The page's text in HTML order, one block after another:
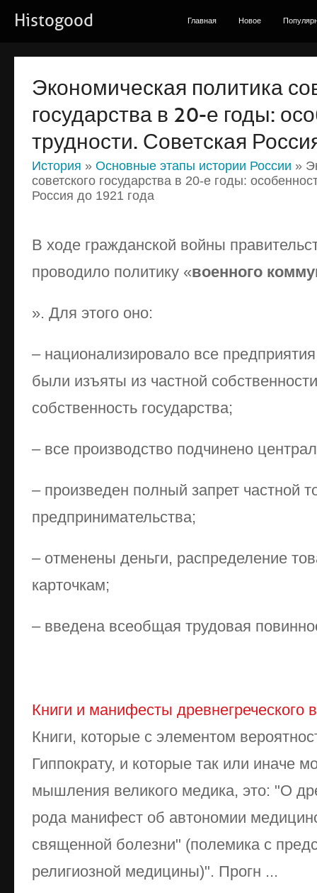
Histogood Главная Новое
Экономическая политика
государства в 20-е годы:
трудности. Советская
История » Основные этапы истории России »
советского государства в 20-е годы:
Россия до 1921 года
В ходе гражданской войны
проводило политику «военного
». Для этого оно:
– национализировало все
были изъяты из частной
собственность государства;
– все производство подчинено
– произведен полный запрет частной
предпринимательства;
– отменены деньги, распределение
карточкам;
– введена всеобщая трудовая
Книги и манифесты древнегреческого
Книги, которые с элементом
Гиппократу, и которые так или иначе
мышления великого медика, это: "О
рода манифест об автономии
священной болезни" (полемика с
религиозной медицины)". Прогн ...